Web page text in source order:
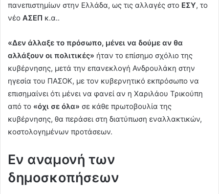
πανεπιστημίων στην Ελλάδα, ως τις αλλαγές στο ΕΣΥ, το
νέο ΑΣΕΠ κ.α..
«Δεν άλλαξε το πρόσωπο, μένει να δούμε αν θα
αλλάξουν οι πολιτικές» ήταν το επίσημο σχόλιο της
κυβέρνησης, μετά την επανεκλογή Ανδρουλάκη στην
ηγεσία του ΠΑΣΟΚ, με τον κυβερνητικό εκπρόσωπο να
επισημαίνει ότι μένει να φανεί αν η Χαριλάου Τρικούπη
από το «όχι σε όλα» σε κάθε πρωτοβουλία της
κυβέρνησης, θα περάσει στη διατύπωση εναλλακτικών,
κοστολογημένων προτάσεων.
Εν αναμονή των
δημοσκοπήσεων